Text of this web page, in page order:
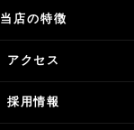
当店の特徴
アクセス
採用情報